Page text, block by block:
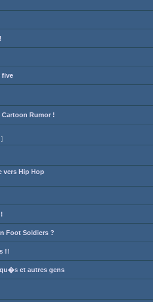
five
Cartoon Rumor !
]
vers Hip Hop
Foot Soldiers ?
!!
et autres gens